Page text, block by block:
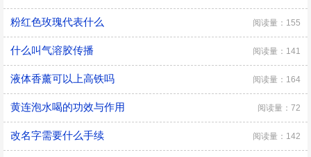
粉红色玫瑰代表什么 阅读量：155
什么叫气溶胶传播 阅读量：141
液体香薰可以上高铁吗 阅读量：164
黄连泡水喝的功效与作用 阅读量：72
改名字需要什么手续 阅读量：142